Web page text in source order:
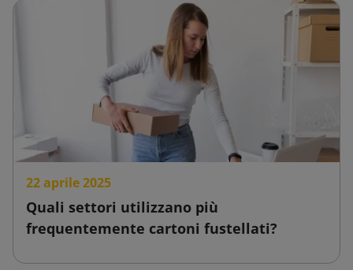
22 aprile 2025
Quali settori utilizzano più
frequentemente cartoni fustellati?